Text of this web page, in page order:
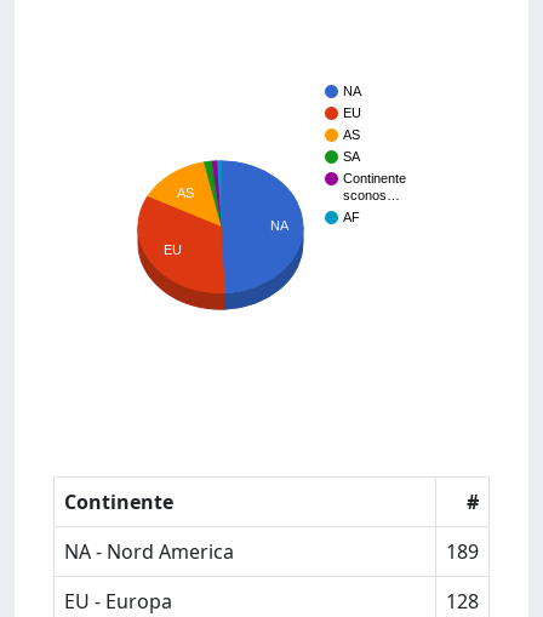
NA
EU
AS
SA
Continente
sconos…
AF
NA
AS
EU
Continente
#
NA - Nord America
189
EU - Europa
128